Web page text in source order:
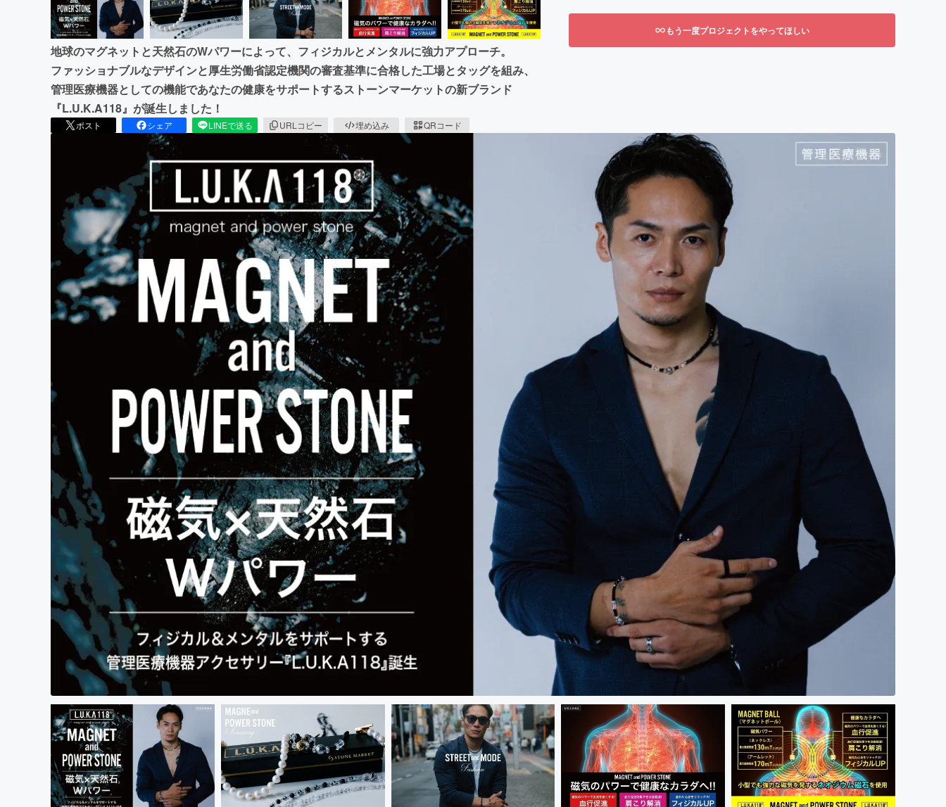
地球のマグネットと天然石のWパワーによって、フィジカルとメンタルに強力アプローチ。
ファッショナブルなデザインと厚生労働省認定機関の審査基準に合格した工場とタッグを組み、
管理医療機器としての機能であなたの健康をサポートするストーンマーケットの新ブランド
『L.U.K.A118』が誕生しました！
ポスト シェア LINEで送る URLコピー 埋め込み QRコード
もう一度プロジェクトをやってほしい